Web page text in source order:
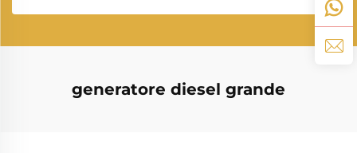
generatore diesel grande